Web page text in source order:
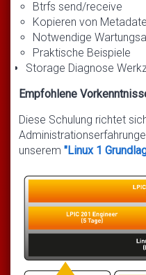
Btrfs send/receive
Kopieren von
Notwendige
Praktische Beispiele
Storage Diagnose
Empfohlene
Diese Schulung richtet
unserem "Linux 1